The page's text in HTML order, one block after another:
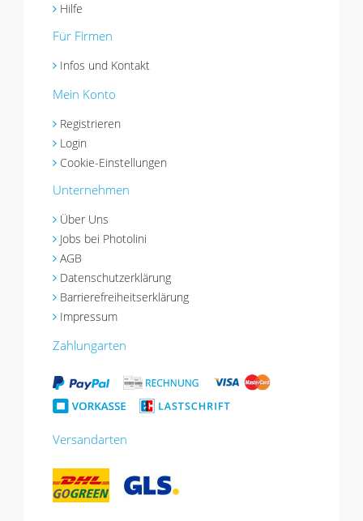
Hilfe
Für Firmen
Infos und Kontakt
Mein Konto
Registrieren
Login
Cookie-Einstellungen
Unternehmen
Über Uns
Jobs bei Photolini
AGB
Datenschutzerklärung
Barrierefreiheitserklärung
Impressum
Zahlungarten
Versandarten